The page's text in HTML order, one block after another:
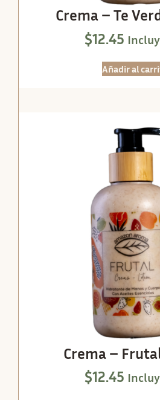
Crema – Te
$12.45
Añadir al
Crema –
$12.45